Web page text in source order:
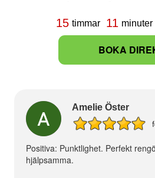
15 timmar 11 minuter
BOKA
Amelie Öster
Positiva: Punktlighet. Perfekt
hjälpsamma.